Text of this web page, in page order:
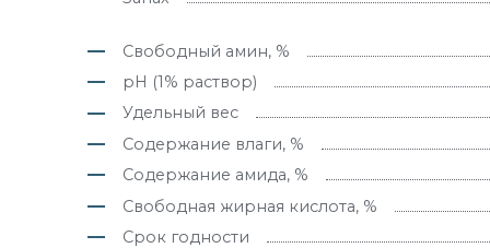
Свободный амин, %
pH (1% раствор)
Удельный вес
Содержание влаги, %
Содержание амида, %
Свободная жирная кислота, %
Срок годности